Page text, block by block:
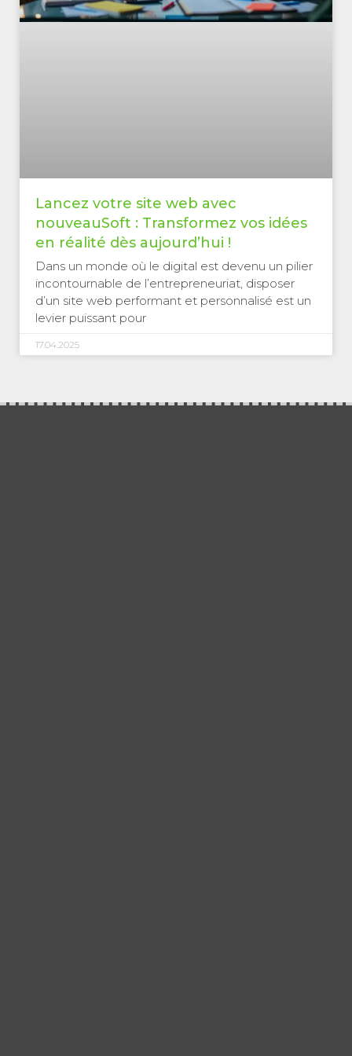
Lancez votre site web avec
nouveauSoft : Transformez vos idées
en réalité dès aujourd’hui !
Dans un monde où le digital est devenu un pilier
incontournable de l’entrepreneuriat, disposer
d’un site web performant et personnalisé est un
levier puissant pour
17.04.2025